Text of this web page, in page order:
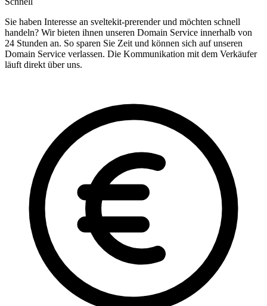
Sie haben Interesse an sveltekit-prerender und möchten schnell
handeln? Wir bieten ihnen unseren Domain Service innerhalb von
24 Stunden an. So sparen Sie Zeit und können sich auf unseren
Domain Service verlassen. Die Kommunikation mit dem Verkäufer
läuft direkt über uns.